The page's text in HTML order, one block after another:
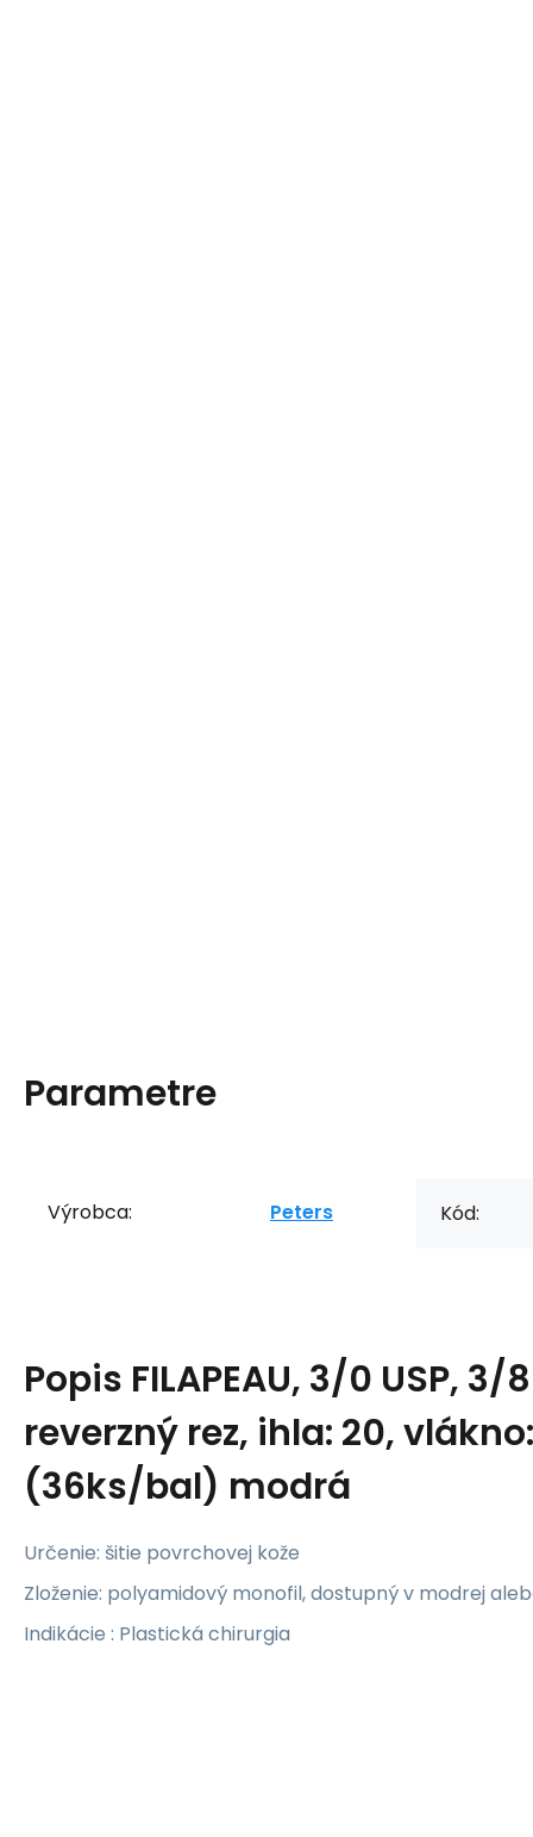
Parametre
Výrobca: Peters Kód:
Popis FILAPEAU, 3/0 USP,
reverzný rez, ihla: 20,
(36ks/bal) modrá
Určenie: šitie povrchovej kože
Zloženie: polyamidový monofil, dostupný v modrej
Indikácie : Plastická chirurgia